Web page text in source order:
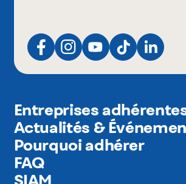
Entreprises
Actualités &
Pourquoi adhérer
FAQ
SIAM